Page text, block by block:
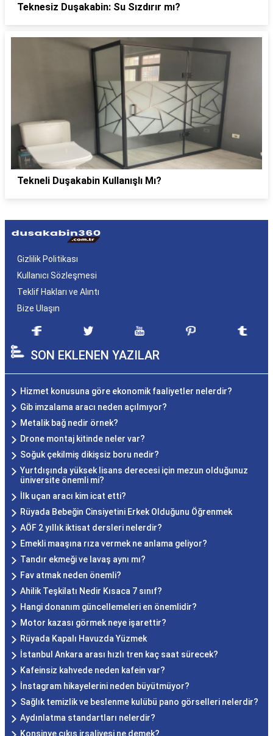
Teknesiz Duşakabin: Su Sızdırır mı?
Tekneli Duşakabin Kullanışlı Mı?
Gizlilik Politikası
Kullanıcı Sözleşmesi
Teklif Hakları ve Alıntı
Bize Ulaşın
SON EKLENEN YAZILAR
Hizmet konusuna göre ekonomik faaliyetler nelerdir?
Gib imzalama aracı neden açılmıyor?
Metalik bağ nedir örnek?
Drone montaj kitinde neler var?
Soğuk çekilmiş dikişsiz boru nedir?
Yurtdışında yüksek lisans derecesi için mezun olduğunuz
üniversite önemli mi?
İlk uçan aracı kim icat etti?
Rüyada Bebeğin Cinsiyetini Erkek Olduğunu Öğrenmek
AÖF 2 yıllık iktisat dersleri nelerdir?
Emekli maaşına rıza vermek ne anlama geliyor?
Tandır ekmeği ve lavaş aynı mı?
Fav atmak neden önemli?
Ahilik Teşkilatı Nedir Kısaca 7 sınıf?
Hangi donanım güncellemeleri en önemlidir?
Motor kazası görmek neye işarettir?
Rüyada Kapalı Havuzda Yüzmek
İstanbul Ankara arası hızlı tren kaç saat sürecek?
Kafeinsiz kahvede neden kafein var?
İnstagram hikayelerini neden büyütmüyor?
Sağlık temizlik ve beslenme kulübü pano görselleri nelerdir?
Aydınlatma standartları nelerdir?
Konsinye çıkış irsaliyesi ne demek?